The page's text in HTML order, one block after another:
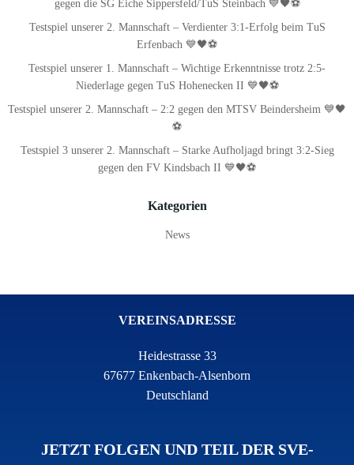
gegen die SG Eiche Sippersfeld/TuS Steinbach 💙🖤⚽
Testspiel unserer 2. Mannschaft – Verdienter 3:1-Erfolg beim TuS
Erfenbach 💙🖤⚽
Testspiel unserer 1. Mannschaft – Wichtige Erkenntnisse trotz 2:5-
Niederlage gegen TuS Hohenecken II 💙🖤⚽
Testspiel unserer 2. Mannschaft – 2:2 gegen den MTSV Beindersheim 💙🖤
⚽
Testspiel 3 unserer 2. Mannschaft – Starke Aufholjagd bringt 3:2-Sieg
gegen den FV Kindsbach II 💙🖤⚽
Kategorien
News
VEREINSADRESSE
Heidestrasse 33
67677 Enkenbach-Alsenborn
Deutschland
JETZT FOLGEN UND TEIL DER SVE-